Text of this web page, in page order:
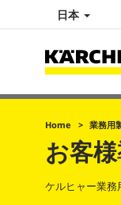
日本
Home 業務用
お客
ケルヒャー業務